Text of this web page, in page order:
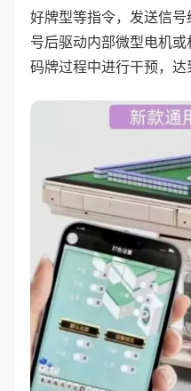
好牌型等指令，发送信
号后驱动内部微型电机或
码牌过程中进行干预，达